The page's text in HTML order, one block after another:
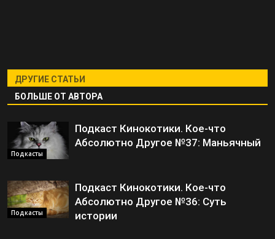
ДРУГИЕ СТАТЬИ
БОЛЬШЕ ОТ АВТОРА
Подкасты
Подкаст Кинокотики. Кое-что
Абсолютно Другое №37: Маньячный
Подкасты
Подкаст Кинокотики. Кое-что
Абсолютно Другое №36: Суть
истории